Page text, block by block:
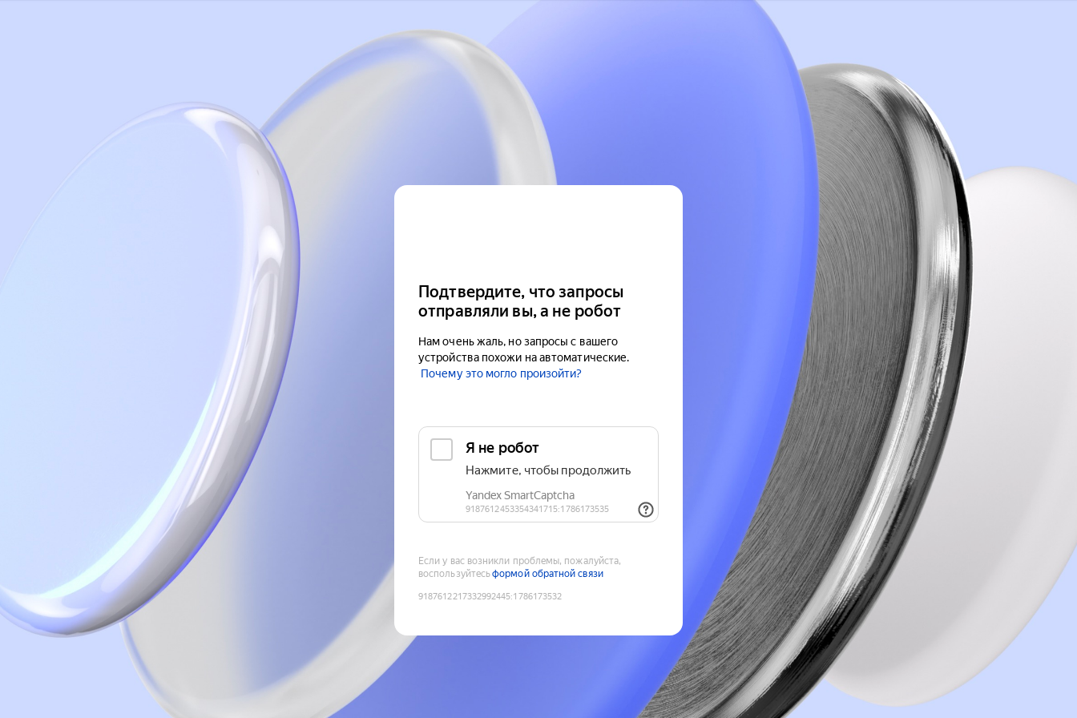
Подтвердите, что запросы
отправляли вы, а не робот
Нам очень жаль, но запросы с вашего
устройства похожи на автоматические.
Почему это могло произойти?
Если у вас возникли проблемы, пожалуйста,
воспользуйтесьформой обратной связи
9187612217332992445:1786173532